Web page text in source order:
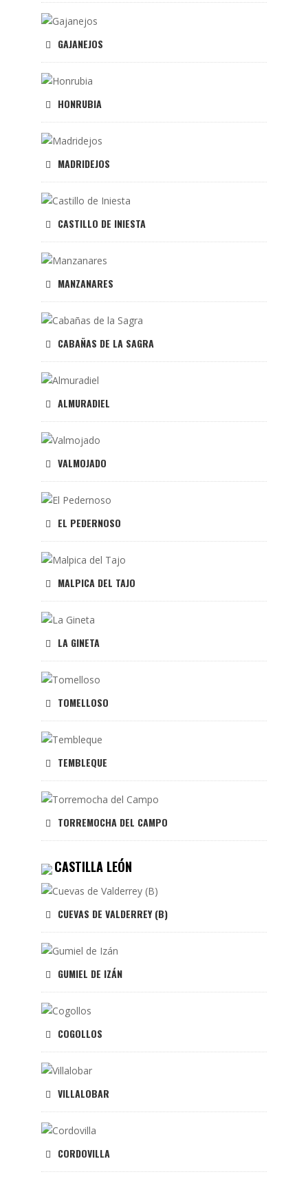
GAJANEJOS
HONRUBIA
MADRIDEJOS
CASTILLO DE INIESTA
MANZANARES
CABAÑAS DE LA SAGRA
ALMURADIEL
VALMOJADO
EL PEDERNOSO
MALPICA DEL TAJO
LA GINETA
TOMELLOSO
TEMBLEQUE
TORREMOCHA DEL CAMPO
CASTILLA LEÓN
CUEVAS DE VALDERREY (B)
GUMIEL DE IZÁN
COGOLLOS
VILLALOBAR
CORDOVILLA